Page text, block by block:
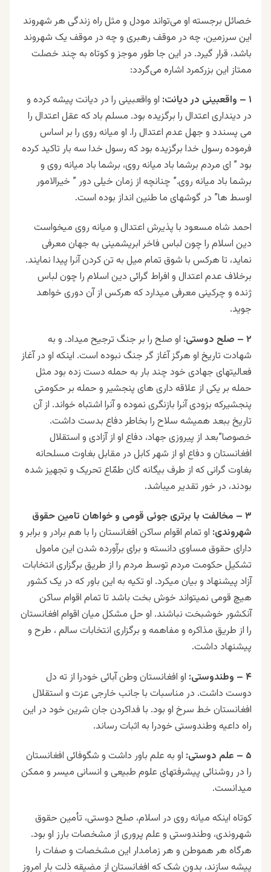
خصائل برجسته او می‌تواند مودل و مثل راه زندگی هر شهروند
این سرزمین، چه در موقف رهبری و چه در موقف یک شهروند
باشد، قرار گیرد. در این جا طور موجز و کوتاه به چند خصلت
ممتاز این بزرکمرد اشاره می‌گردد:
۱ – واقعبینی در دیانت:
او واقعبینی را در دیانت پیشه کرده و
در دینداری اعتدال را برگزیده بود. مسلم باد که عقل اعتدال را
می پسندد و جهل عدم اعتدال را. او میانه روی را بر اساس
فرموده رسول خدا برگزیده بود که رسول خدا سه بار تاکید کرده
بود ” ای مردم برشما باد میانه روی، برشما باد میانه روی و
برشما باد میانه روی.” چنانچه از زمان خیلی دور ” خیرالامور
اوسط ها” در گوشهای ما طنین انداز بوده است.
احمد شاه مسعود با پذیرش اعتدال و میانه روی میخواست
دین اسلام را چون لباس فاخر ابریشمینی به جهان معرفی
نماید، تا هرکس با شوق تمام میل به تن کردن آنرا پیدا نمایند.
برخلاف عدم اعتدال و افراط گرائی دین اسلام را چون لباس
ژنده و چرکینی معرفی میدارد که هرکس از آن دوری خواهد
جوید.
۲ – صلح دوستی:
او صلح را بر جنگ ترجیح میداد. و به
شهادت تاریخ او هرگز آغاز گر جنگ نبوده است. اینکه او در آغاز
فعالیتهای جهادی خود چند بار به حمله دست زده بود مثل
حمله بر یکی از علاقه داری های پنجشیر و حمله بر حکومتی
پنجشیرکه بزودی آنرا بازنگری نموده و آنرا اشتباه خواند. از آن
تاریخ ببعد همیشه سلاح را بخاطر دفاع بدست داشت.
خصوصا”بعد از پیروزی جهاد، دفاع او از آزادی و استقلال
افغانستان و دفاع او از شهر کابل در مقابل بغاوت مسلحانه
بغاوت گرانی که از طرف بیگانه گان طمّاع تحریک و تجهیز شده
بودند، در خور تقدیر میباشد.
۳ – مخالفت با برتری جوئی قومی و خواهان تامین حقوق
شهروندی: او تمام اقوام ساکن افغانستان را با هم برادر و برابر و
دارای حقوق مساوی دانسته و برای برآورده شدن این مامول
تشکیل حکومت مردم توسط مردم را از طریق برگزاری انتخابات
آزاد پیشنهاد و بیان میکرد. او تکیه به این باور که در یک کشور
هیچ قومی نمیتواند خوش بخت باشد تا تمام اقوام ساکن
آنکشور خوشبخت نباشند. او حل مشکل میان اقوام افغانستان
را از طریق مذاکره و مفاهمه و برگزاری انتخابات سالم ، طرح و
پیشنهاد داشت.
۴ – وطندوستی:
او افغانستان وطن آبائی خودرا از ته دل
دوست داشت. در مناسبات با جانب خارجی عزت و استقلال
افغانستان خط سرخ او بود. با فداکردن جان شرین خود در این
راه داعیه وطندوستی خودرا به اثبات رساند.
۵ – علم دوستی:
او به علم باور داشت و شگوفائی افغانستان
را در روشنائی پیشرفتهای علوم طبیعی و انسانی میسر و ممکن
میدانست.
کوتاه اینکه میانه روی در اسلام، صلح دوستی، تأمین حقوق
شهروندی، وطندوستی و علم پروری از مشخصات بارز او بود.
هرگاه هر هموطن و هر زمامدار این مشخصات و صفات را
پیشه سازند، بدون شک که افغانستان از مضیقه ذلت بار امروز